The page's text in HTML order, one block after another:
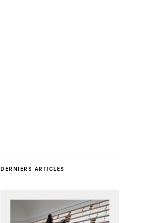
DERNIERS ARTICLES